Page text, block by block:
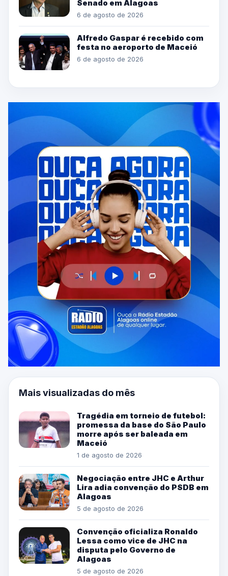
Senado em Alagoas
6 de agosto de 2026
Alfredo Gaspar é recebido com
festa no aeroporto de Maceió
6 de agosto de 2026
Mais visualizadas do mês
Tragédia em torneio de futebol:
promessa da base do São Paulo
morre após ser baleada em
Maceió
1 de agosto de 2026
Negociação entre JHC e Arthur
Lira adia convenção do PSDB em
Alagoas
5 de agosto de 2026
Convenção oficializa Ronaldo
Lessa como vice de JHC na
disputa pelo Governo de
Alagoas
5 de agosto de 2026